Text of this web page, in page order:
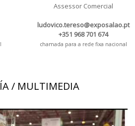
Assessor Comercial
ludovico.tereso@exposalao.pt
+351 968 701 674
chamada para a rede fixa nacional
/ MULTIMEDIA